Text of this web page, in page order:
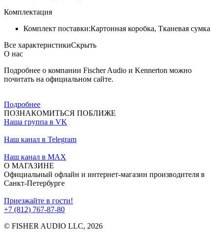
Комплектация
Комплект поставки:Картонная коробка, Тканевая сумка
Все характеристикиСкрыть
О нас
Подробнее о компании Fischer Audio и Kennerton можно
почитать на официальном сайте.
Подробнее
ПОЗНАКОМИТЬСЯ ПОБЛИЖЕ
Наша группа в VK
Наш канал в Telegram
Наш канал в MAX
О МАГАЗИНЕ
Официальный офлайн и интернет-магазин производителя в
Санкт-Петербурге
Приезжайте в гости!
+7 (812) 767-87-80
© FISHER AUDIO LLC, 2026